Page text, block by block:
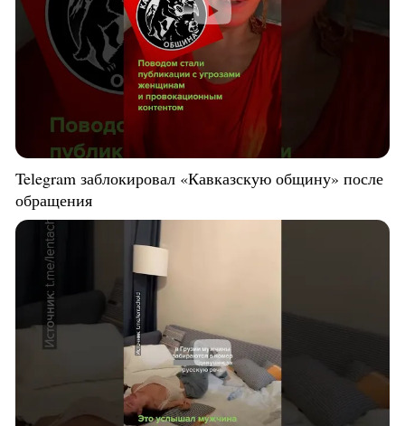
Telegram заблокировал «Кавказскую общину» после
обращения